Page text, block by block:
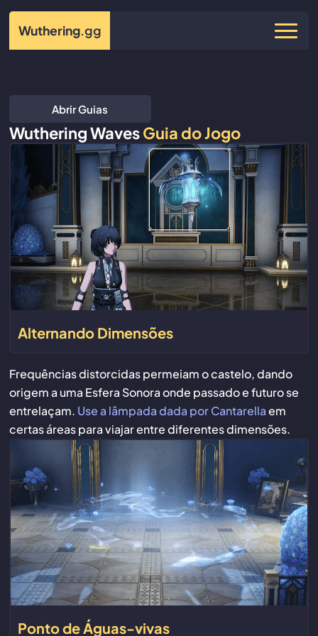
Wuthering.gg
Abrir Guias
Wuthering WavesGuia do Jogo
Alternando Dimensões
Frequências distorcidas permeiam o castelo, dando
origem a uma Esfera Sonora onde passado e futuro se
entrelaçam. Use a lâmpada dada por Cantarellaem
certas áreas para viajar entre diferentes dimensões.
Ponto de Águas-vivas